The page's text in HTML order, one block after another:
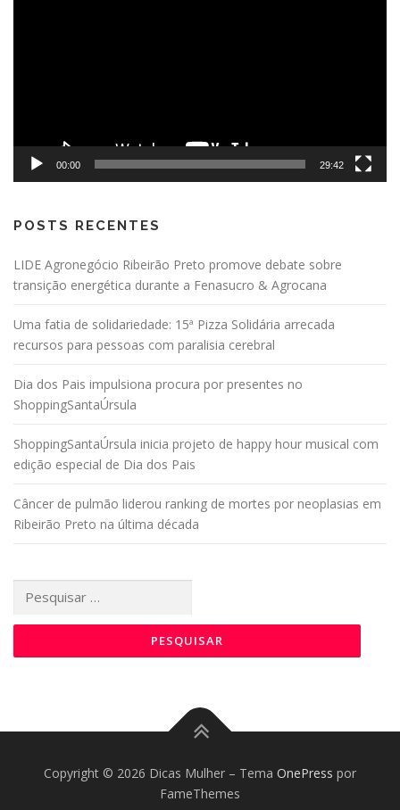
00:00 29:42
POSTS RECENTES
LIDE Agronegócio Ribeirão Preto promove debate sobre
transição energética durante a Fenasucro & Agrocana
Uma fatia de solidariedade: 15ª Pizza Solidária arrecada
recursos para pessoas com paralisia cerebral
Dia dos Pais impulsiona procura por presentes no
ShoppingSantaÚrsula
ShoppingSantaÚrsula inicia projeto de happy hour musical com
edição especial de Dia dos Pais
Câncer de pulmão liderou ranking de mortes por neoplasias em
Ribeirão Preto na última década
por:
Copyright © 2026 Dicas Mulher – Tema OnePress por
FameThemes